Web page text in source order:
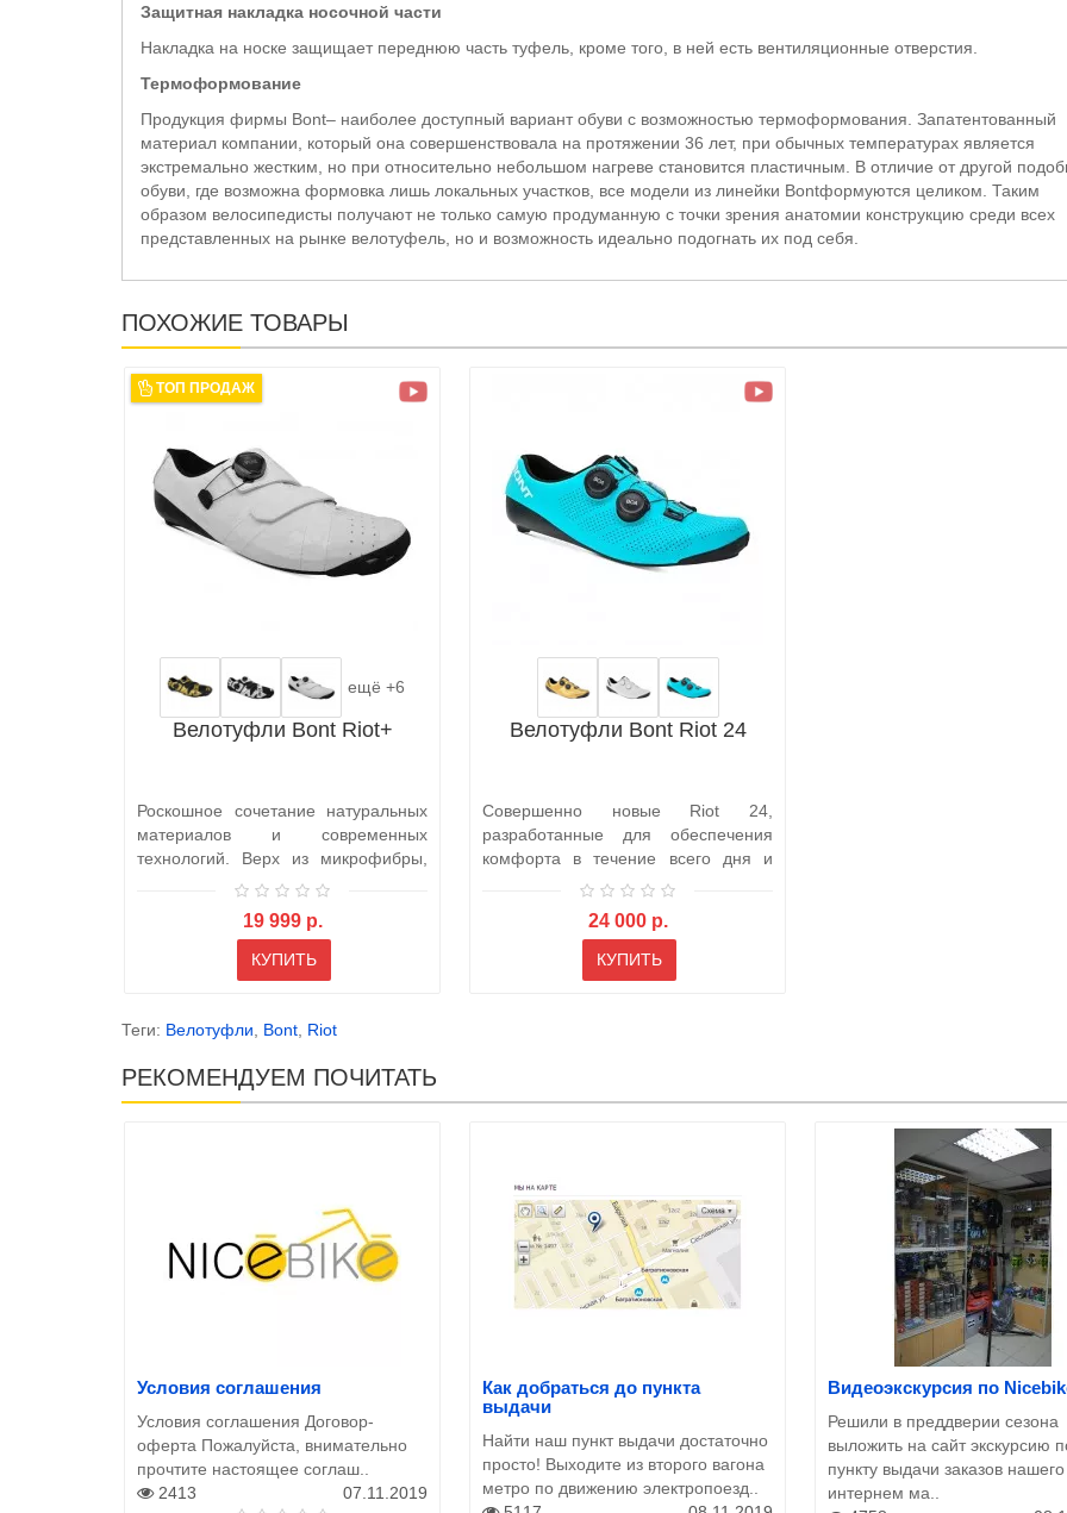
Защитная накладка носочной части
Накладка на носке защищает переднюю часть туфель, кроме того, в ней есть вентиляционные отверстия.
Термоформование
Продукция фирмы Bont– наиболее доступный вариант обуви с возможностью термоформования. Запатентованный
материал компании, который она совершенствовала на протяжении 36 лет, при обычных температурах является
экстремально жестким, но при относительно небольшом нагреве становится пластичным. В отличие от другой
обуви, где возможна формовка лишь локальных участков, все модели из линейки Bontформуются целиком. Таким
образом велосипедисты получают не только самую продуманную с точки зрения анатомии конструкцию среди всех
представленных на рынке велотуфель, но и возможность идеально подогнать их под себя.
ПОХОЖИЕ ТОВАРЫ
ТОП ПРОДАЖ
ещё +6
Велотуфли Bont Riot+
Роскошное сочетание натуральных
материалов и современных
технологий. Верх из микрофибры,
19 999 р.
КУПИТЬ
Велотуфли Bont Riot 24
Совершенно новые Riot 24,
разработанные для обеспечения
комфорта в течение всего дня и
современного ..
24 000 р.
КУПИТЬ
Теги: Велотуфли Bont Riot
РЕКОМЕНДУЕМ ПОЧИТАТЬ
Условия соглашения
Условия соглашения Договор-
оферта Пожалуйста, внимательно
прочтите настоящее соглаш..
2413
07.11.2019
Как добраться до пункта
выдачи
Найти наш пункт выдачи достаточно
просто! Выходите из второго вагона
метро по движению электропоезд..
Видеоэкскурсия по
Решили в преддверии сезона
выложить на сайт экскурсию
пункту выдачи заказов нашего
интернем ма..